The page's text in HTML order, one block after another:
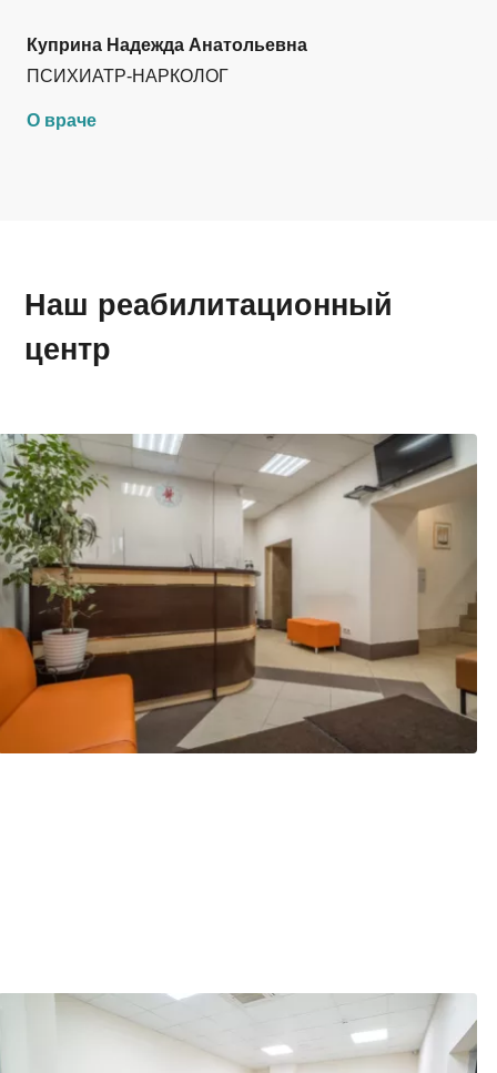
Куприна Надежда Анатольевна
ПСИХИАТР-НАРКОЛОГ
О враче
Наш реабилитационный
центр